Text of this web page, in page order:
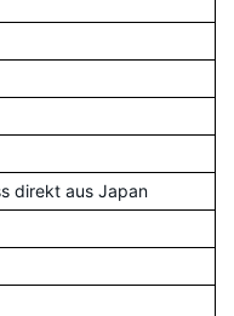
direkt aus Japan